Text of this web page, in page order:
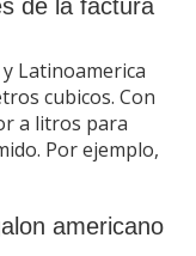
de la factura
Latinoamerica
cubicos. Con
a litros para
Por ejemplo,
americano